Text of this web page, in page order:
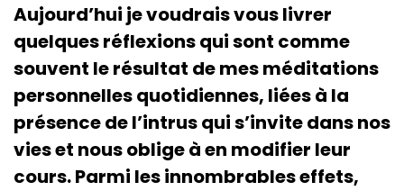
Aujourd’hui je voudrais vous livrer
quelques réflexions qui sont comme
souvent le résultat de mes méditations
personnelles quotidiennes, liées à la
présence de l’intrus qui s’invite dans nos
vies et nous oblige à en modifier leur
cours. Parmi les innombrables effets,